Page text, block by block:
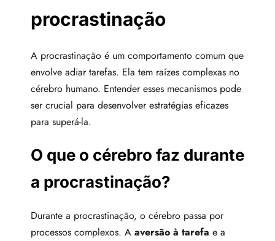
procrastinação
A procrastinação é um comportamento comum que
envolve adiar tarefas. Ela tem raízes complexas no
cérebro humano. Entender esses mecanismos pode
ser crucial para desenvolver estratégias eficazes
para superá-la.
O que o cérebro faz durante
a procrastinação?
Durante a procrastinação, o cérebro passa por
processos complexos. A aversão à tarefa e a